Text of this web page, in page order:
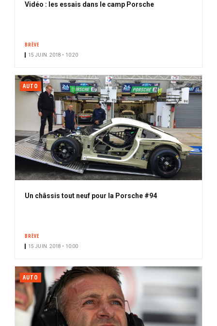
Vidéo : les essais dans le camp Porsche
BRÈVE
15 JUIN. 2018 • 10:20
AUTO
Un châssis tout neuf pour la Porsche #94
BRÈVE
15 JUIN. 2018 • 10:00
AUTO